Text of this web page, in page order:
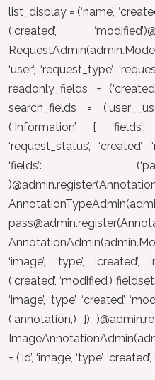
list_display = (‘name’,
(‘created’,
‘user’, ‘request_type’,
readonly_fields =
search_fields =
(‘Information’, { ‘fields’:
‘request_status’,
‘fields’:
pass@admin.register
‘image’, ‘type’,
(‘created’, ‘modified’)
‘image’, ‘type’, ‘created’,
(‘annotation’,) })
= (‘id’, ‘image’, ‘type’, ‘created’, ‘